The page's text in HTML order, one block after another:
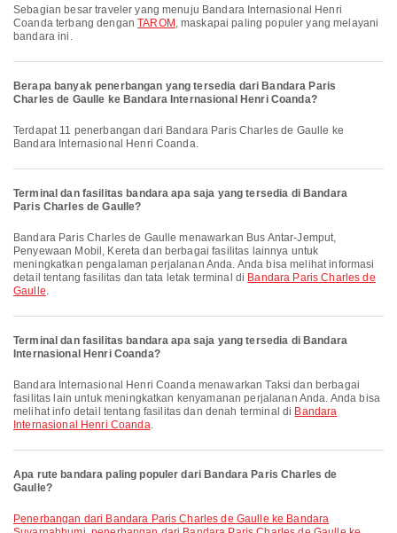
Sebagian besar traveler yang menuju Bandara Internasional Henri
Coanda terbang denganTAROM , maskapai paling populer yang melayani
bandara ini.
Berapa banyak penerbangan yang tersedia dari Bandara Paris
Charles de Gaulle ke Bandara Internasional Henri Coanda?
Terdapat 11 penerbangan dari Bandara Paris Charles de Gaulle ke
Bandara Internasional Henri Coanda.
Terminal dan fasilitas bandara apa saja yang tersedia di Bandara
Paris Charles de Gaulle?
Bandara Paris Charles de Gaulle menawarkan Bus Antar-Jemput,
Penyewaan Mobil, Kereta dan berbagai fasilitas lainnya untuk
meningkatkan pengalaman perjalanan Anda. Anda bisa melihat informasi
detail tentang fasilitas dan tata letak terminal di Bandara Paris Charles de
Gaulle.
Terminal dan fasilitas bandara apa saja yang tersedia di Bandara
Internasional Henri Coanda?
Bandara Internasional Henri Coanda menawarkan Taksi dan berbagai
fasilitas lain untuk meningkatkan kenyamanan perjalanan Anda. Anda bisa
melihat info detail tentang fasilitas dan denah terminal di Bandara
Internasional Henri Coanda.
Apa rute bandara paling populer dari Bandara Paris Charles de
Gaulle?
penerbangan dari Bandara Paris Charles de Gaulle ke Bandara